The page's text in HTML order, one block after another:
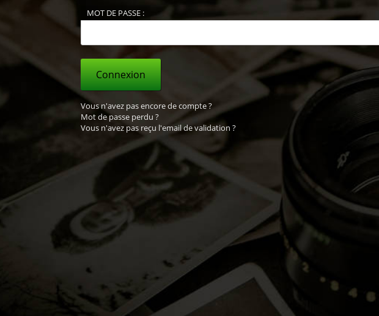
MOT DE PASSE :
Connexion
Vous n'avez pas encore de compte ?
Mot de passe perdu ?
Vous n'avez pas reçu l'email de validation ?